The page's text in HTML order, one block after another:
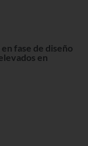
fase de diseño
en